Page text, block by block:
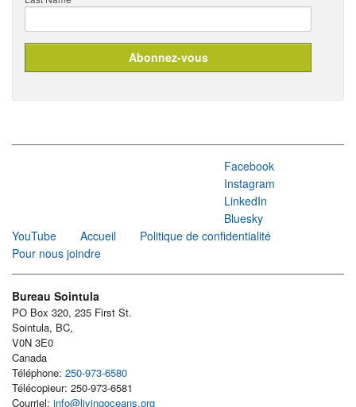
Facebook
Instagram
LinkedIn
Bluesky
YouTube
Accueil
Politique de confidentialité
Pour nous joindre
Bureau Sointula
PO Box 320, 235 First St.
Sointula, BC,
V0N 3E0
Canada
Téléphone: 250-973-6580
Télécopieur: 250-973-6581
Courriel: info@livingoceans.org